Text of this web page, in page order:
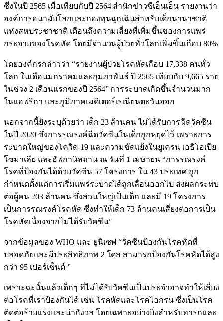
ซึ่งในปี 2565 เมื่อเทียบกับปี 2564 สำนักข่าวซีเอ็นเอ็น รายงานว่า
องค์การอนามัยโลกและกองทุนฉุกเฉินสำหรับเด็กนานาชาติ
แห่งสหประชาชาติ เตือนถึงความเสี่ยงที่เพิ่มขึ้นของการแพร่
กระจายของโรคหัด โดยมีจำนวนผู้ป่วยทั่วโลกเพิ่มขึ้นเกือบ 80%
โดยองค์กรกล่าวว่า “รายงานผู้ป่วยโรคหัดเกือบ 17,338 คนทั่ว
โลก ในเดือนมกราคมและกุมภาพันธ์ ปี 2565 เทียบกับ 9,665 ราย
ในช่วง 2 เดือนแรกของปี 2564” การระบาดเกิดขึ้นจำนวนมาก
ในแอฟริกา และภูมิภาคเมดิเตอร์เรเนียนตะวันออก
นอกจากนี้ยังระบุด้วยว่า เด็ก 23 ล้านคน ไม่ได้รับการฉีดวัคซีน
ในปี 2020 ซึ่งการรณรงค์ฉีดวัคซีนในเด็กถูกหยุดไว้ เพราะการ
ระบาดใหญ่ของโควิด-19 และความขัดแย้งในยูเครน เอธิโอเปีย
โซมาเลีย และอัฟกานิสถาน ณ วันที่ 1 เมษายน “การรณรงค์
โรคที่ป้องกันได้ด้วยวัคซีน 57 โครงการ ใน 43 ประเทศ ถูก
กำหนดตั้งแต่การเริ่มแพร่ระบาดได้ถูกเลื่อนออกไป ส่งผลกระทบ
ต่อผู้คน 203 ล้านคน ซึ่งส่วนใหญ่เป็นเด็ก และมี 19 โครงการ
เป็นการรณรงค์โรคหัด ซึ่งทำให้เด็ก 73 ล้านคนเสี่ยงต่อการเป็น
โรคหัดเนื่องจากไม่ได้รับวัคซีน”
จากข้อมูลของ WHO และ ยูนิเซฟ “วัคซีนป้องกันโรคหัดที่
ปลอดภัยและมีประสิทธิภาพ 2 โดส สามารถป้องกันโรคหัดได้สูง
กว่า 95 เปอร์เซ็นต์ ”
เพราะฉะนั้นแล้วเด็กๆ ที่ไม่ได้รับวัคซีนเป็นประจำอาจทำให้เสี่ยง
ต่อโรคที่เราป้องกันได้ เช่น โรคหัดและโรคไอกรน ซึ่งเป็นโรค
ติดต่อร้ายแรงและน่ากังวล โดยเฉพาะอย่างยิ่งสำหรับทารกและ